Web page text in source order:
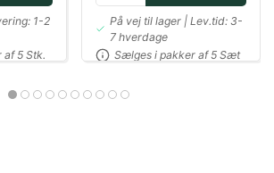
1-2
5 Stk.
På vej til lager | Lev.tid: 3-
7 hverdage
Sælges i pakker af 5 Sæt